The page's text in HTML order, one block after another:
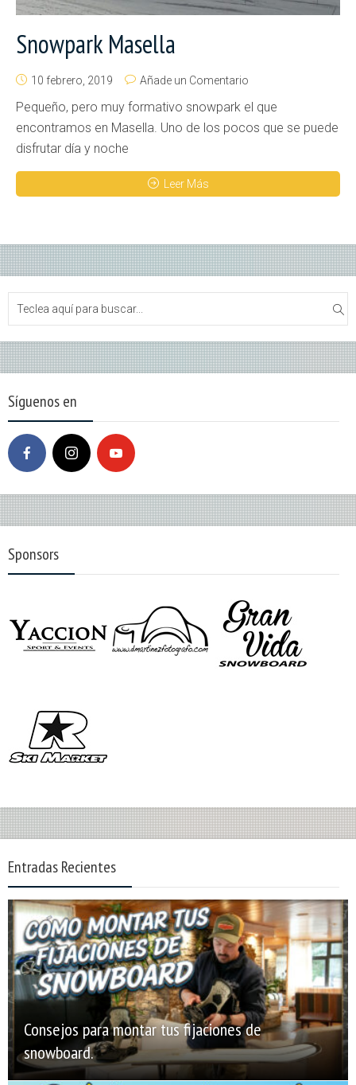
Snowpark Masella
10 febrero, 2019 Añade un Comentario
Pequeño, pero muy formativo snowpark el que
encontramos en Masella. Uno de los pocos que se puede
disfrutar día y noche
Leer Más
Síguenos en
Sponsors
Entradas Recientes
Consejos para montar tus fijaciones de
snowboard.